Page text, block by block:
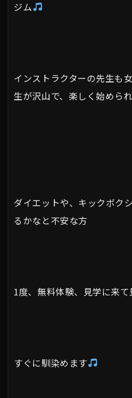
ジム
インストラクターの先生も
生が沢山で、楽しく始めら
ダイエットや、キックボク
るかなと不安な方
1度、無料体験、見学に来て
すぐに馴染めます